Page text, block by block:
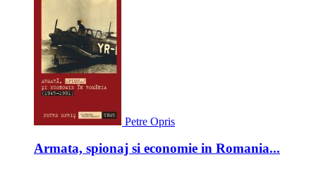
Petre Opris
Armata, spionaj si economie in Romania...